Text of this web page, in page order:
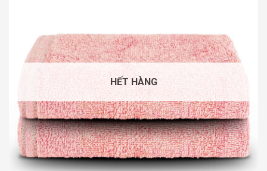
chọn
chọn
trên
trang
sản
phẩm
HẾT HÀNG